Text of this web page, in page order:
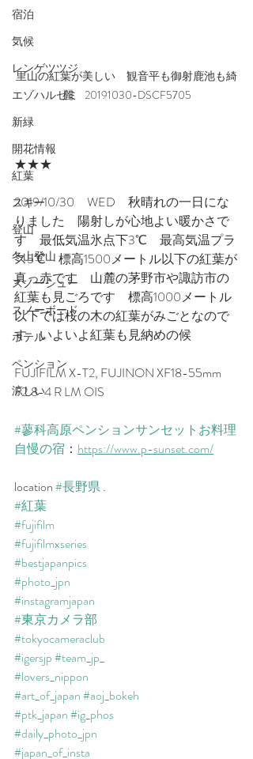
宿泊
気候
レンゲツツジ
エゾハルゼミ
新緑
開花情報
紅葉
スキー
登山
冬山登山
スノーシュー
スノーボード
ホテル
ペンション
涼しい
里山の紅葉が美しい　観音平も御射鹿池も綺
麗　20191030-DSCF5705
★★★
2019/10/30　WED　秋晴れの一日にな
りました　陽射しが心地よい暖かさで
す　最低気温氷点下3℃　最高気温プラ
ス5℃　標高1500メートル以下の紅葉が
真っ赤です　山麓の茅野市や諏訪市の
紅葉も見ごろです　標高1000メートル
以下では桜の木の紅葉がみごとなので
す　いよいよ紅葉も見納めの候
FUJIFILM X-T2, FUJINON XF18-55mm
F2.8-4 R LM OIS
#蓼科高原ペンションサンセットお料理
自慢の宿 ： ​https://www.p-sunset.com/​
location #長野県 .
#紅葉
#fujifilm
#fujifilmxseries
#bestjapanpics
#photo_jpn
#instagramjapan
#東京カメラ部
#tokyocameraclub
#igersjp#team_jp_
#lovers_nippon
#art_of_japan#aoj_bokeh
#ptk_japan#ig_phos
#daily_photo_jpn
#japan_of_insta